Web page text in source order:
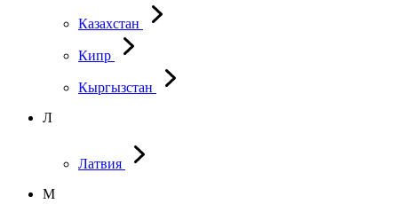
Казахстан
Кипр
Кыргызстан
Л
Латвия
М